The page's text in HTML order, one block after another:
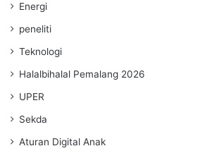
Energi
peneliti
Teknologi
Halalbihalal Pemalang 2026
UPER
Sekda
Aturan Digital Anak